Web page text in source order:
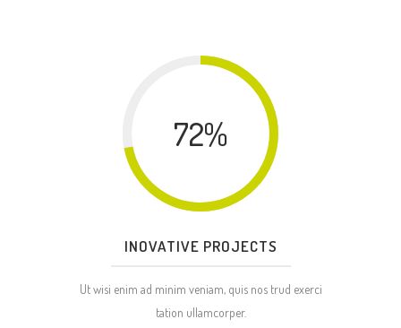
72%
INOVATIVE PROJECTS
Ut wisi enim ad minim veniam, quis nos trud exerci
tation ullamcorper.